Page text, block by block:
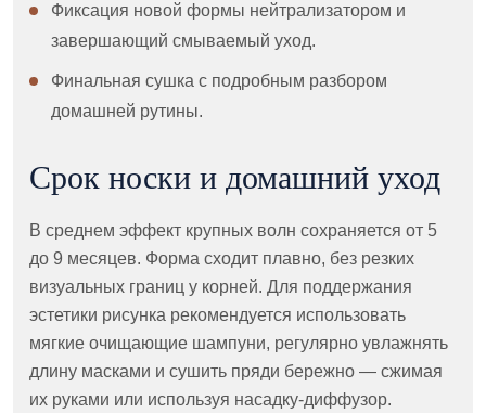
Фиксация новой формы нейтрализатором и
завершающий смываемый уход.
Финальная сушка с подробным разбором
домашней рутины.
Срок носки и домашний уход
В среднем эффект крупных волн сохраняется от 5
до 9 месяцев. Форма сходит плавно, без резких
визуальных границ у корней. Для поддержания
эстетики рисунка рекомендуется использовать
мягкие очищающие шампуни, регулярно увлажнять
длину масками и сушить пряди бережно — сжимая
их руками или используя насадку-диффузор.